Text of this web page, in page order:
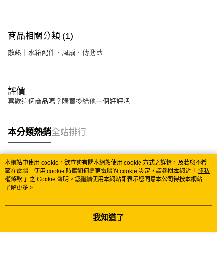
商品相關分類 (1)
散熱｜水箱配件．風扇．傳動蓋
評價
喜歡這個商品嗎？購買後給他一個好評吧
本分類熱銷全站排行
熱門標籤
本網站中使用 cookie，欲查詢有關本網站使用 cookie 方式之詳情，及若您不希
望在電腦上使用 cookie 時應如何變更電腦的 cookie 設定，請參閱本網站「 隱私
權條款 」之 Cookie 聲明。您繼續使用本網站即表示您同意本公司得按本網站使
用條款之 Cookie 聲明使用 cookie。
了解更多 >
我知道了